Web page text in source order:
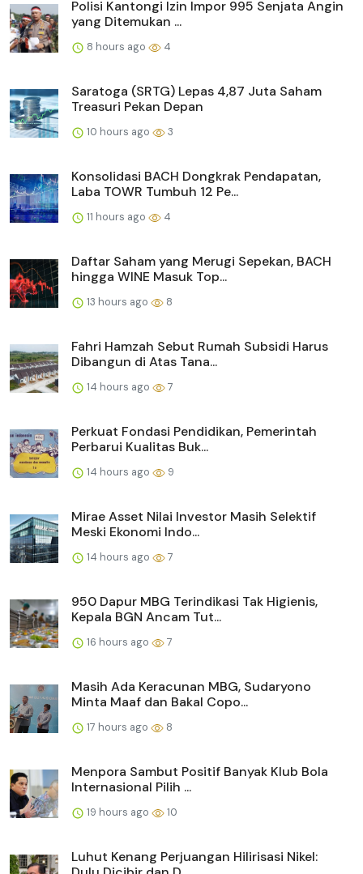
Polisi Kantongi Izin Impor 995 Senjata Angin
yang Ditemukan ...
8 hours ago 4
Saratoga (SRTG) Lepas 4,87 Juta Saham
Treasuri Pekan Depan
10 hours ago 3
Konsolidasi BACH Dongkrak Pendapatan,
Laba TOWR Tumbuh 12 Pe...
11 hours ago 4
Daftar Saham yang Merugi Sepekan, BACH
hingga WINE Masuk Top...
13 hours ago 8
Fahri Hamzah Sebut Rumah Subsidi Harus
Dibangun di Atas Tana...
14 hours ago 7
Perkuat Fondasi Pendidikan, Pemerintah
Perbarui Kualitas Buk...
14 hours ago 9
Mirae Asset Nilai Investor Masih Selektif
Meski Ekonomi Indo...
14 hours ago 7
950 Dapur MBG Terindikasi Tak Higienis,
Kepala BGN Ancam Tut...
16 hours ago 7
Masih Ada Keracunan MBG, Sudaryono
Minta Maaf dan Bakal Copo...
17 hours ago 8
Menpora Sambut Positif Banyak Klub Bola
Internasional Pilih ...
19 hours ago 10
Luhut Kenang Perjuangan Hilirisasi Nikel: